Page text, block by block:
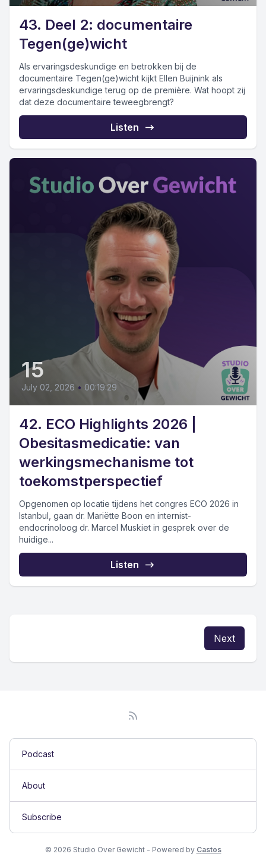
43. Deel 2: documentaire
Tegen(ge)wicht
Als ervaringsdeskundige en betrokken bij de
documentaire Tegen(ge)wicht kijkt Ellen Buijnink als
ervaringsdeskundige terug op de première. Wat hoopt zij
dat deze documentaire teweegbrengt?
Listen
15
July 02, 2026 • 00:19:29
42. ECO Highlights 2026 |
Obesitasmedicatie: van
werkingsmechanisme tot
toekomstperspectief
Opgenomen op locatie tijdens het congres ECO 2026 in
Istanbul, gaan dr. Mariëtte Boon en internist-
endocrinoloog dr. Marcel Muskiet in gesprek over de
huidige...
Listen
Next
Podcast
About
Subscribe
© 2026 Studio Over Gewicht - Powered by Castos